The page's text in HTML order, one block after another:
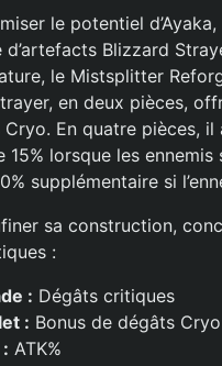
le potentiel
d’artefacts Blizzard
le Mistsplitter
en deux pièces,
En quatre pièces,
15% lorsque les
supplémentaire si
sa construction,
:
: Dégâts critiques
: Bonus de dégâts Cryo
ATK%